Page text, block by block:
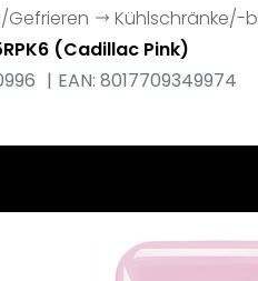
Gefrieren Kühlschränke/-
(Cadillac Pink)
EAN: 8017709349974